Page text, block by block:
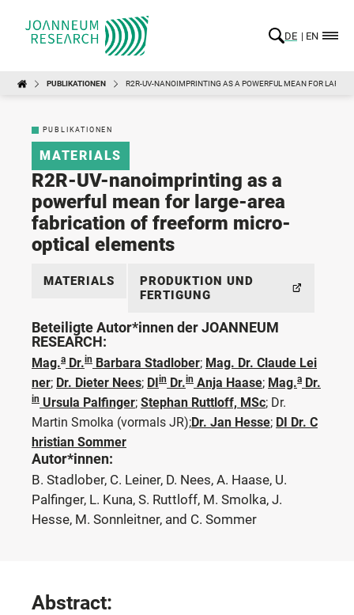
DE EN
PUBLIKATIONEN R2R-UV-NANOIMPRINTING AS A POWERFUL MEAN FOR
PUBLIKATIONEN
MATERIALS
R2R-UV-nanoimprinting as a
powerful mean for large-area
fabrication of freeform micro-
optical elements
MATERIALS
PRODUKTION UND
FERTIGUNG
Beteiligte Autor*innen der JOANNEUM
RESEARCH:
Mag.a Dr.in Barbara Stadlober; Mag. Dr. Claude Lei
ner; Dr. Dieter Nees; DIin Dr.in Anja Haase; Mag.a Dr.
in Ursula Palfinger; Stephan Ruttloff, MSc; Dr.
Martin Smolka (vormals JR);Dr. Jan Hesse; DI Dr. C
hristian Sommer
Autor*innen:
B. Stadlober, C. Leiner, D. Nees, A. Haase, U.
Palfinger, L. Kuna, S. Ruttloff, M. Smolka, J.
Hesse, M. Sonnleitner, and C. Sommer
Abstract: